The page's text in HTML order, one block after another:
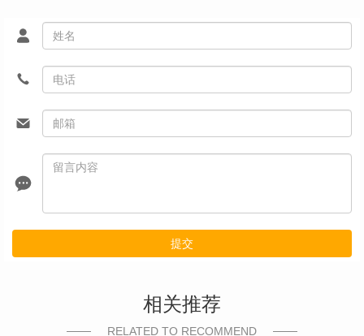
提交
相关推荐
RELATED TO RECOMMEND